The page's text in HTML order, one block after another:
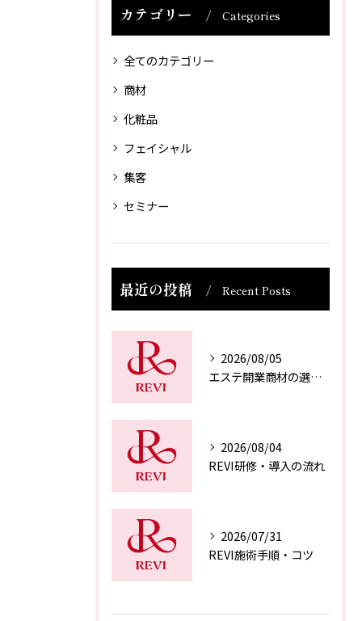
カテゴリー Categories
全てのカテゴリー
商材
化粧品
フェイシャル
集客
セミナー
最近の投稿 Recent Posts
2026/08/05
エステ開業商材の選び方
2026/08/04
REVI研修・導入の流れ
2026/07/31
REVI施術手順・コツ